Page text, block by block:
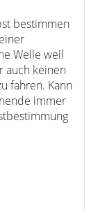
bestimmen
Welle weil
auch keinen
fahren. Kann
immer